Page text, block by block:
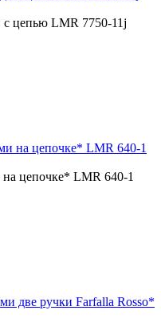
с цепью LMR 7750-11j
цепочке* LMR 640-1